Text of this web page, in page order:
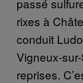
rixes à
conduit
Vigneux-
reprises.